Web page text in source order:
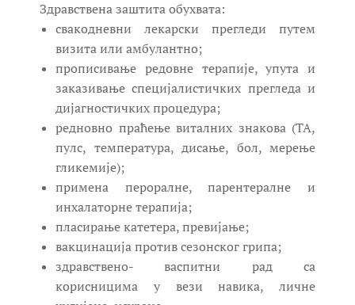
Здравствена заштита обухвата:
свакодневни лекарски прегледи путем
визита или амбулантно;
прописивање редовне терапије, упута и
заказивање специјалистичких прегледа и
дијагностичких процедура;
редновно праћење виталних знакова (ТА,
пулс, температура, дисање, бол, мерење
гликемије);
примена пероралне, парентералне и
инхалаторне терапија;
пласирање катетера, превијање;
вакцинација против сезонског грипа;
здравствено- васпитни рад са
корисницима у вези навика, личне